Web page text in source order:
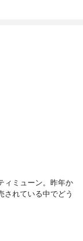
ィミューン。昨年か
されている中でどう